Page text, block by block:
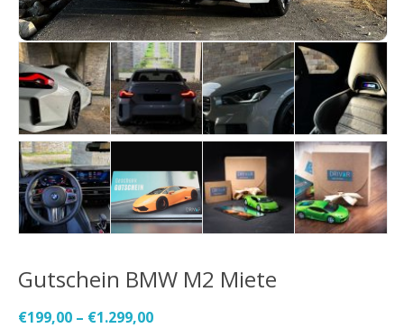
Gutschein BMW M2 Miete
€199,00 – €1.299,00